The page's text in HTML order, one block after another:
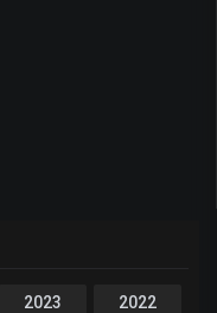
2023 2022